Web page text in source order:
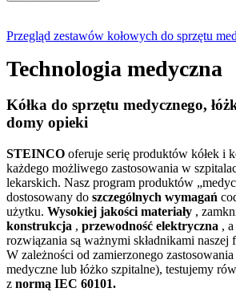
Przegląd zestawów kołowych do sprzętu
Technologia medyczna
Kółka do sprzętu medycznego,
domy opieki
STEINCO oferuje serię produktów kółek i
każdego możliwego zastosowania w
lekarskich. Nasz program produktów
dostosowany do szczególnych wymagań
użytku. Wysokiej jakości materiały ,
konstrukcja , przewodność elektryczna ,
rozwiązania są ważnymi składnikami
W zależności od zamierzonego
medyczne lub łóżko szpitalne), testujemy
z normą IEC 60101.